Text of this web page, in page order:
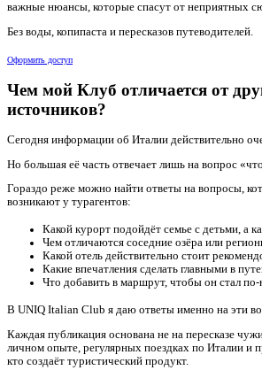
важные нюансы, которые спасут от неприятных
Без воды, копипаста и пересказов путеводителей.
Оформить доступ
Чем мой Клуб отличается от
источников?
Сегодня информации об Италии действительно
Но большая её часть отвечает лишь на вопрос
Гораздо реже можно найти ответы на вопросы,
возникают у турагентов:
Какой курорт подойдёт семье с детьми, а
Чем отличаются соседние озёра или
Какой отель действительно стоит
Какие впечатления сделать главными в
Что добавить в маршрут, чтобы он стал
В UNIQ Italian Club я даю ответы именно на эти
Каждая публикация основана не на пересказе
личном опыте, регулярных поездках по Италии и
кто создаёт туристический продукт.